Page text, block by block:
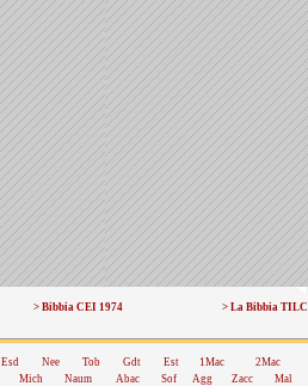
> Bibbia CEI 1974 > La Bibbia TILC
Esd Nee Tob Gdt Est 1Mac
2Mac
Mich Naum Abac Sof Agg Zacc Mal